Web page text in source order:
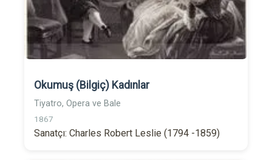
Okumuş (Bilgiç) Kadınlar
Tiyatro, Opera ve Bale
1867
Sanatçı: Charles Robert Leslie (1794 -1859)